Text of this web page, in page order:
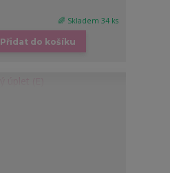
🌈 Skladem 34 ks
Přidat do košíku